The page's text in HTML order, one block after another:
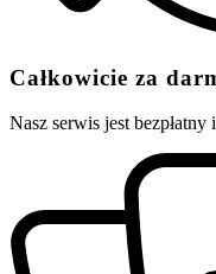
Całkowicie za
Nasz serwis jest